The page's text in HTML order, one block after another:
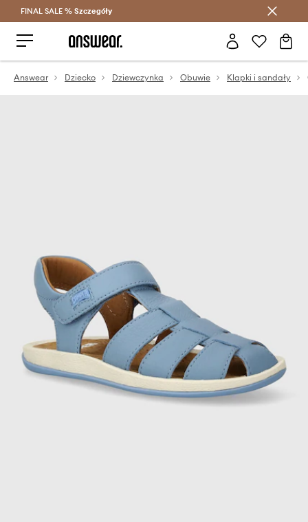
Oszczędzaj z Answear Club >
FINAL SALE % Szczegóły
Answear Dziecko Dziewczynka Obuwie Klapki i sandały